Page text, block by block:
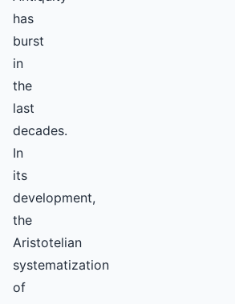
has
burst
in
the
last
decades.
In
its
development,
the
Aristotelian
systematization
of